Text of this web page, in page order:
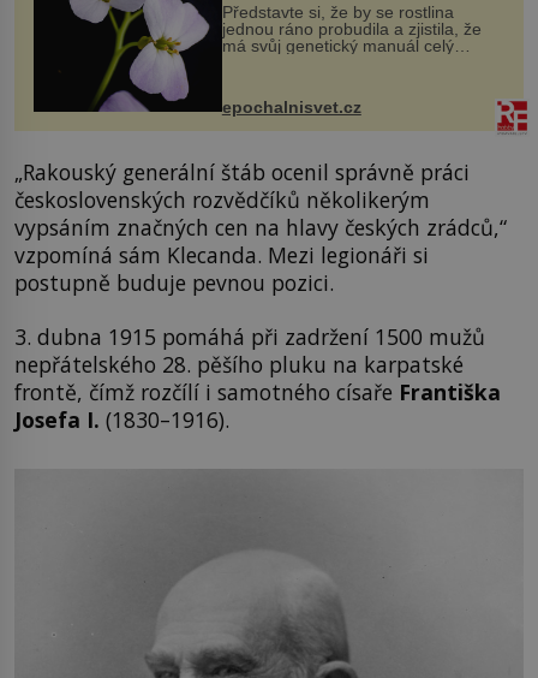
Představte si, že by se rostlina
jednou ráno probudila a zjistila, že
má svůj genetický manuál celý
vstupenka...
epochalnisvet.cz
„Rakouský generální štáb ocenil správně práci
československých rozvědčíků několikerým
vypsáním značných cen na hlavy českých zrádců,“
vzpomíná sám Klecanda. Mezi legionáři si
postupně buduje pevnou pozici.
3. dubna 1915 pomáhá při zadržení 1500 mužů
nepřátelského 28. pěšího pluku na karpatské
frontě, čímž rozčílí i samotného císaře Františka
Josefa I. (1830–1916).